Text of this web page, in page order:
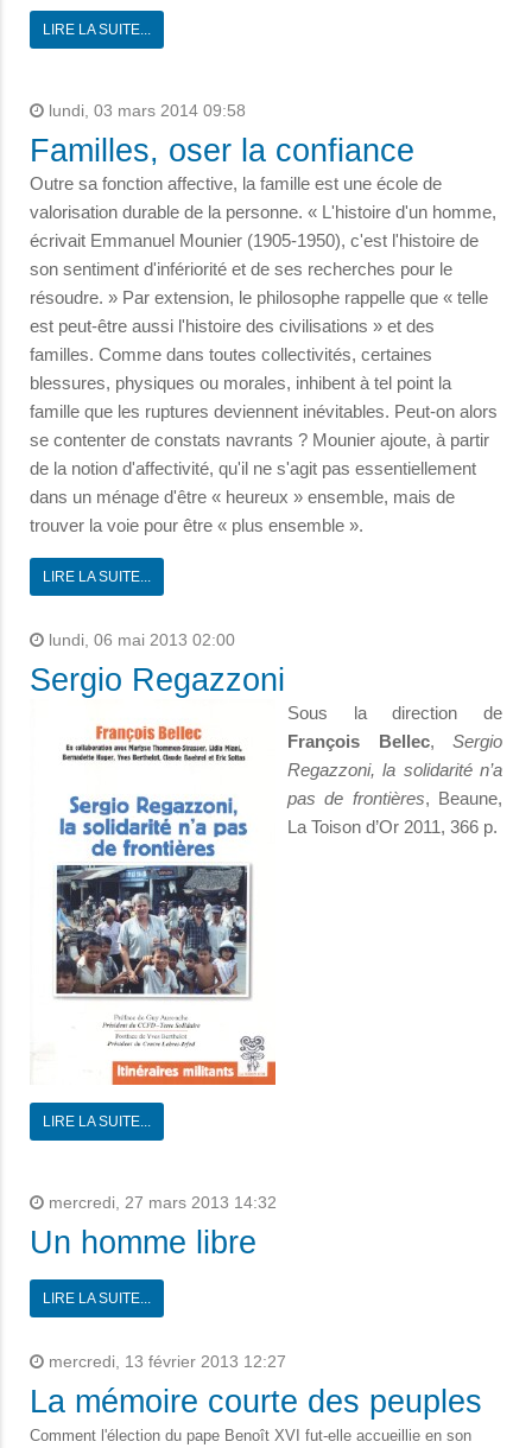
LIRE LA SUITE...
lundi, 03 mars 2014 09:58
Familles, oser la confiance
Outre sa fonction affective, la famille est une école de
valorisation durable de la personne. « L'histoire d'un homme,
écrivait Emmanuel Mounier (1905-1950), c'est l'histoire de
son sentiment d'infériorité et de ses recherches pour le
résoudre. » Par extension, le philosophe rappelle que « telle
est peut-être aussi l'histoire des civilisations » et des
familles. Comme dans toutes collectivités, certaines
blessures, physiques ou morales, inhibent à tel point la
famille que les ruptures deviennent inévitables. Peut-on alors
se contenter de constats navrants ? Mounier ajoute, à partir
de la notion d'affectivité, qu'il ne s'agit pas essentiellement
dans un ménage d'être « heureux » ensemble, mais de
trouver la voie pour être « plus ensemble ».
LIRE LA SUITE...
lundi, 06 mai 2013 02:00
Sergio Regazzoni
Sous la direction de
François Bellec, Sergio
Regazzoni, la solidarité n’a
pas de frontières, Beaune,
La Toison d’Or 2011, 366 p.
LIRE LA SUITE...
mercredi, 27 mars 2013 14:32
Un homme libre
LIRE LA SUITE...
mercredi, 13 février 2013 12:27
La mémoire courte des peuples
Comment l'élection du pape Benoît XVI fut-elle accueillie en son